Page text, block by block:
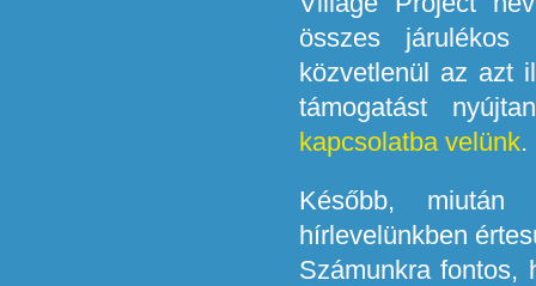
összes járulékos
közvetlenül az azt
támogatást
kapcsolatba velünk.
Később, miután
hírlevelünkben
Számunkra fontos,